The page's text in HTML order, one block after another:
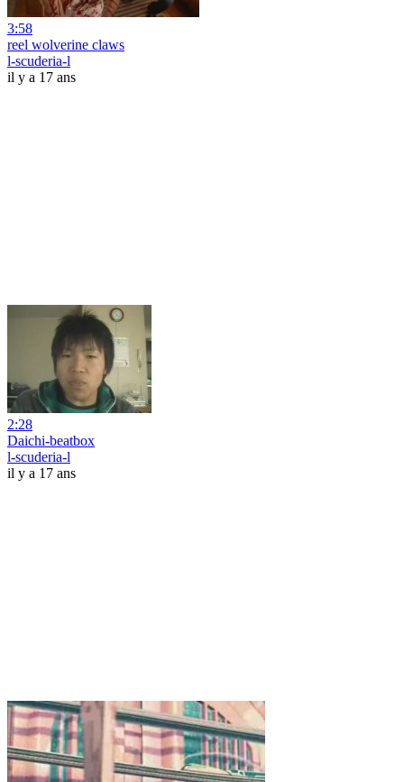
3:58
reel wolverine claws
l-scuderia-l
il y a 17 ans
2:28
Daichi-beatbox
l-scuderia-l
il y a 17 ans